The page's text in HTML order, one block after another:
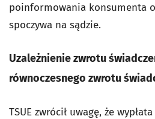
poinformowania konsumenta
spoczywa na sądzie.
Uzależnienie zwrotu
równoczesnego zwrotu
TSUE zwrócił uwagę, że